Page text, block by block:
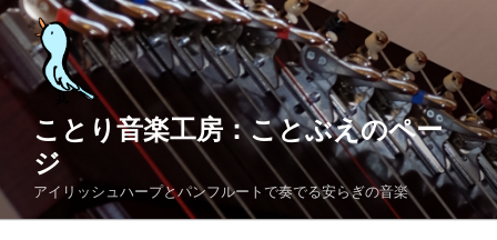
コ
ン
テ
キ
ッ
ことり音楽工房：ことぶえのペー
ジ
アイリッシュハープとパンフルートで奏でる安らぎの音楽